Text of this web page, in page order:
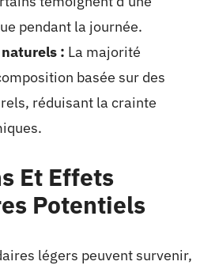
pendant la journée.
: La majorité
basée sur des
réduisant la crainte
Et Effets
Potentiels
légers peuvent survenir,